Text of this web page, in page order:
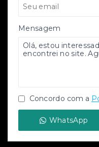
Mensagem
Concordo com a
WhatsApp